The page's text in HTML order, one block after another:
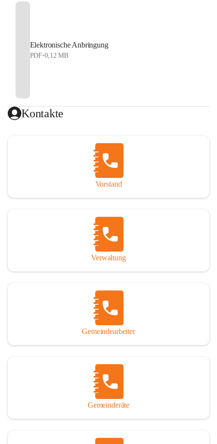
Elektronische Anbringung
PDF•0,12 MB
Kontakte
Vorstand
Verwaltung
Gemeindearbeiter
Gemeinderäte